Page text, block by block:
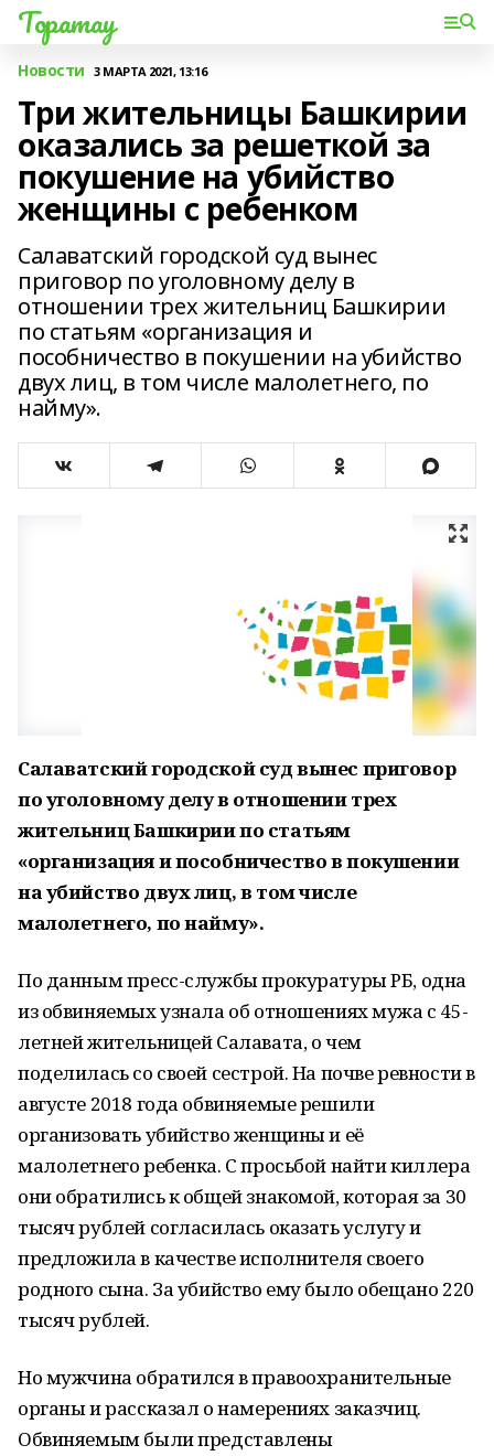
Торатау
Новости 3 МАРТА 2021, 13:16
Три жительницы Башкирии
оказались за решеткой за
покушение на убийство
женщины с ребенком
Салаватский городской суд вынес
приговор по уголовному делу в
отношении трех жительниц Башкирии
по статьям «организация и
пособничество в покушении на убийство
двух лиц, в том числе малолетнего, по
найму».
Салаватский городской суд вынес приговор
по уголовному делу в отношении трех
жительниц Башкирии по статьям
«организация и пособничество в покушении
на убийство двух лиц, в том числе
малолетнего, по найму».
По данным пресс-службы прокуратуры РБ, одна
из обвиняемых узнала об отношениях мужа с 45-
летней жительницей Салавата, о чем
поделилась со своей сестрой. На почве ревности в
августе 2018 года обвиняемые решили
организовать убийство женщины и её
малолетнего ребенка. С просьбой найти киллера
они обратились к общей знакомой, которая за 30
тысяч рублей согласилась оказать услугу и
предложила в качестве исполнителя своего
родного сына. За убийство ему было обещано 220
тысяч рублей.
Но мужчина обратился в правоохранительные
органы и рассказал о намерениях заказчиц.
Обвиняемым были представлены